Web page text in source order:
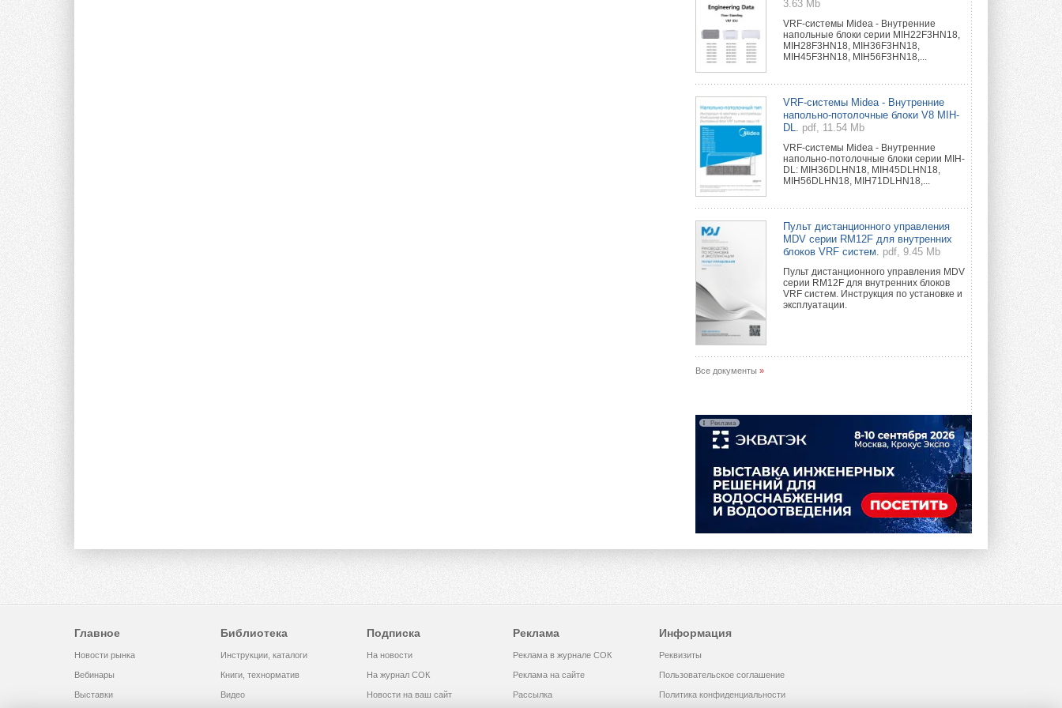
3.63 Mb
VRF-системы Midea - Внутренние
напольные блоки серии MIH22F3HN18,
MIH28F3HN18, MIH36F3HN18,
MIH45F3HN18, MIH56F3HN18,...
VRF-системы Midea - Внутренние
напольно-потолочные блоки V8 MIH-
DL.
pdf, 11.54 Mb
VRF-системы Midea - Внутренние
напольно-потолочные блоки серии MIH-
DL: MIH36DLHN18, MIH45DLHN18,
MIH56DLHN18, MIH71DLHN18,...
Пульт дистанционного управления
MDV серии RM12F для внутренних
блоков VRF систем.
pdf, 9.45 Mb
Пульт дистанционного управления MDV
серии RM12F для внутренних блоков
VRF систем. Инструкция по установке и
эксплуатации.
Все документы »
Реклама
Главное
Новости рынка
Вебинары
Выставки
Библиотека
Инструкции, каталоги
Книги, технорматив
Видео
Подписка
На новости
На журнал СОК
Новости на ваш сайт
Реклама
Реклама в журнале СОК
Реклама на сайте
Рассылка
Информация
Реквизиты
Пользовательское соглашение
Политика конфиденциальности